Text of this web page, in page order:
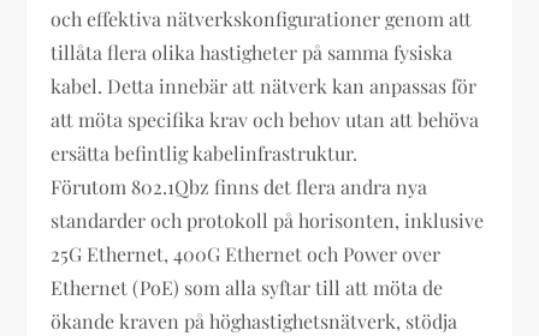
och effektiva nätverkskonfigurationer genom att
tillåta flera olika hastigheter på samma fysiska
kabel. Detta innebär att nätverk kan anpassas för
att möta specifika krav och behov utan att behöva
ersätta befintlig kabelinfrastruktur.
Förutom 802.1Qbz finns det flera andra nya
standarder och protokoll på horisonten, inklusive
25G Ethernet, 400G Ethernet och Power over
Ethernet (PoE) som alla syftar till att möta de
ökande kraven på höghastighetsnätverk, stödja